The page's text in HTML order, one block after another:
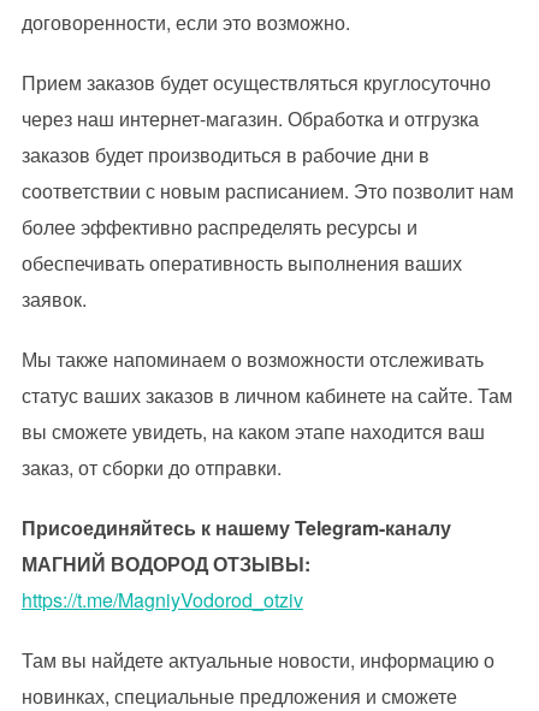
договоренности, если это возможно.
Прием заказов будет осуществляться круглосуточно
через наш интернет-магазин. Обработка и отгрузка
заказов будет производиться в рабочие дни в
соответствии с новым расписанием. Это позволит нам
более эффективно распределять ресурсы и
обеспечивать оперативность выполнения ваших
заявок.
Мы также напоминаем о возможности отслеживать
статус ваших заказов в личном кабинете на сайте. Там
вы сможете увидеть, на каком этапе находится ваш
заказ, от сборки до отправки.
Присоединяйтесь к нашему Telegram-каналу
МАГНИЙ ВОДОРОД ОТЗЫВЫ:
https://t.me/MagniyVodorod_otziv
Там вы найдете актуальные новости, информацию о
новинках, специальные предложения и сможете